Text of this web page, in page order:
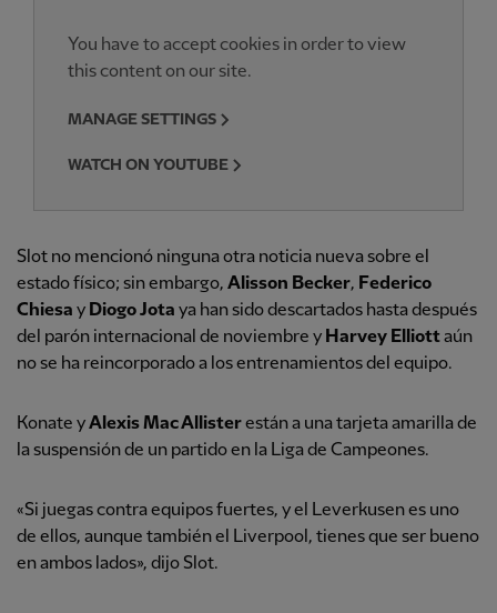
You have to accept cookies in order to view
this content on our site.
MANAGE SETTINGS
WATCH ON YOUTUBE
Slot no mencionó ninguna otra noticia nueva sobre el
estado físico; sin embargo, Alisson Becker, Federico
Chiesa y Diogo Jota ya han sido descartados hasta después
del parón internacional de noviembre y Harvey Elliottaún
no se ha reincorporado a los entrenamientos del equipo.
Konate yAlexis Mac Allisterestán a una tarjeta amarilla de
la suspensión de un partido en la Liga de Campeones.
«Si juegas contra equipos fuertes, y el Leverkusen es uno
de ellos, aunque también el Liverpool, tienes que ser bueno
en ambos lados», dijo Slot.